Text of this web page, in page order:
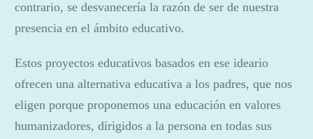
contrario, se desvanecería la razón de ser de nuestra
presencia en el ámbito educativo.
Estos proyectos educativos basados en ese ideario
ofrecen una alternativa educativa a los padres, que nos
eligen porque proponemos una educación en valores
humanizadores, dirigidos a la persona en todas sus